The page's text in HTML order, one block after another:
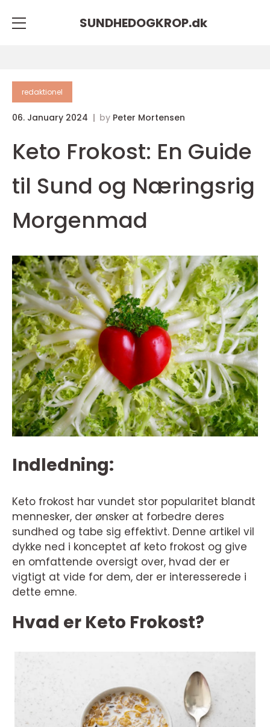
SUNDHEDOGKROP.dk
redaktionel
06. January 2024 by Peter Mortensen
Keto Frokost: En Guide
til Sund og Næringsrig
Morgenmad
Indledning:
Keto frokost har vundet stor popularitet blandt
mennesker, der ønsker at forbedre deres
sundhed og tabe sig effektivt. Denne artikel vil
dykke ned i konceptet af keto frokost og give
en omfattende oversigt over, hvad der er
vigtigt at vide for dem, der er interesserede i
dette emne.
Hvad er Keto Frokost?